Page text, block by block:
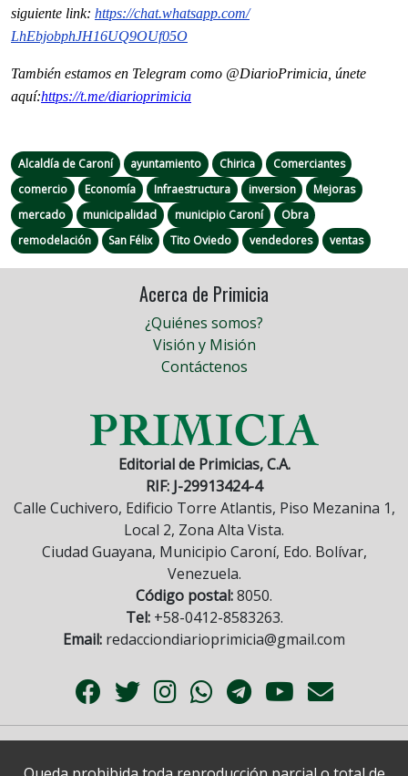
siguiente link: https://chat.whatsapp.com/
LhEbjobphJH16UQ9OUf05O
También estamos en Telegram como @DiarioPrimicia, únete
aquí:https://t.me/diarioprimicia
Alcaldía de Caroní ayuntamiento Chirica
Comerciantes
comercio
Economía Infraestructura inversion
Mejoras
mercado
municipalidad municipio Caroní
Obra
remodelación
San Félix Tito Oviedo vendedores ventas
Acerca de Primicia
¿Quiénes somos?
Visión y Misión
Contáctenos
Editorial de Primicias, C.A.
RIF: J-29913424-4
Calle Cuchivero, Edificio Torre Atlantis, Piso Mezanina 1,
Local 2, Zona Alta Vista.
Ciudad Guayana, Municipio Caroní, Edo. Bolívar,
Venezuela.
Código postal:8050.
Tel:+58-0412-8583263.
Email: redacciondiarioprimicia@gmail.com